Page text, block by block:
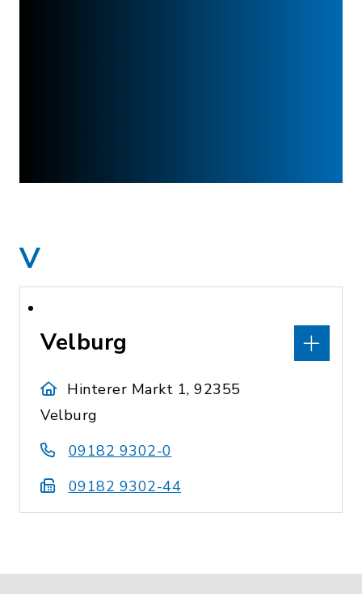
V
Velburg
Hinterer Markt 1, 92355
Velburg
09182 9302-0
09182 9302-44